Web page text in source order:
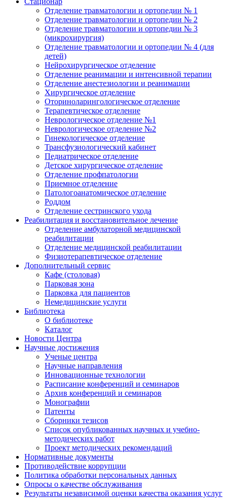
Отделение травматологии и ортопедии № 1
Отделение травматологии и ортопедии № 2
Отделение травматологии и ортопедии № 3
(микрохирургия)
Отделение травматологии и ортопедии № 4 (для
детей)
Нейрохирургическое отделение
Отделение реанимации и интенсивной терапии
Отделение анестезиологии и реанимации
Хирургическое отделение
Оториноларингологическое отделение
Терапевтическое отделение
Неврологическое отделение №1
Неврологическое отделение №2
Гинекологическое отделение
Трансфузиологический кабинет
Педиатрическое отделение
Детское хирургическое отделение
Отделение профпатологии
Приемное отделение
Патологоанатомическое отделение
Роддом
Отделение сестринского ухода
Реабилитация и восстановительное лечение
Отделение амбулаторной медицинской
реабилитации
Отделение медицинской реабилитации
Физиотерапевтическое отделение
Дополнительный сервис
Кафе (столовая)
Парковая зона
Парковка для пациентов
Немедицинские услуги
Библиотека
О библиотеке
Каталог
Новости Центра
Научные достижения
Ученые центра
Научные направления
Инновационные технологии
Расписание конференций и семинаров
Архив конференций и семинаров
Монографии
Патенты
Сборники тезисов
Список опубликованных научных и учебно-
методических работ
Проект методических рекомендаций
Нормативные документы
Противодействие коррупции
Политика обработки персональных данных
Опросы о качестве обслуживания
Результаты независимой оценки качества оказания услуг